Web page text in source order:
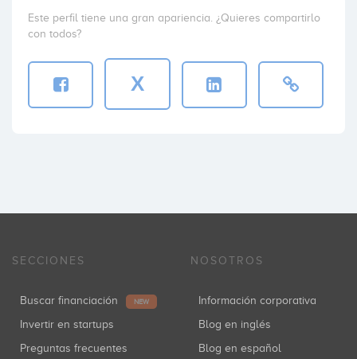
Este perfil tiene una gran apariencia. ¿Quieres compartirlo
con todos?
X
SECCIONES
Buscar financiación NEW
Invertir en startups
Preguntas frecuentes
NOSOTROS
Información corporativa
Blog en inglés
Blog en español